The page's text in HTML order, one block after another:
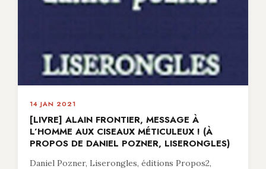
14 JAN 2021
[LIVRE] ALAIN FRONTIER, MESSAGE À
L’HOMME AUX CISEAUX MÉTICULEUX ! (À
PROPOS DE DANIEL POZNER, LISERONGLES)
Daniel Pozner, Liserongles, éditions Propos2,